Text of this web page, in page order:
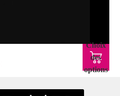
Choix
des
options